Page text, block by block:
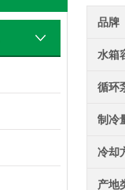
品牌
水箱
循环
制冷
冷却
产地